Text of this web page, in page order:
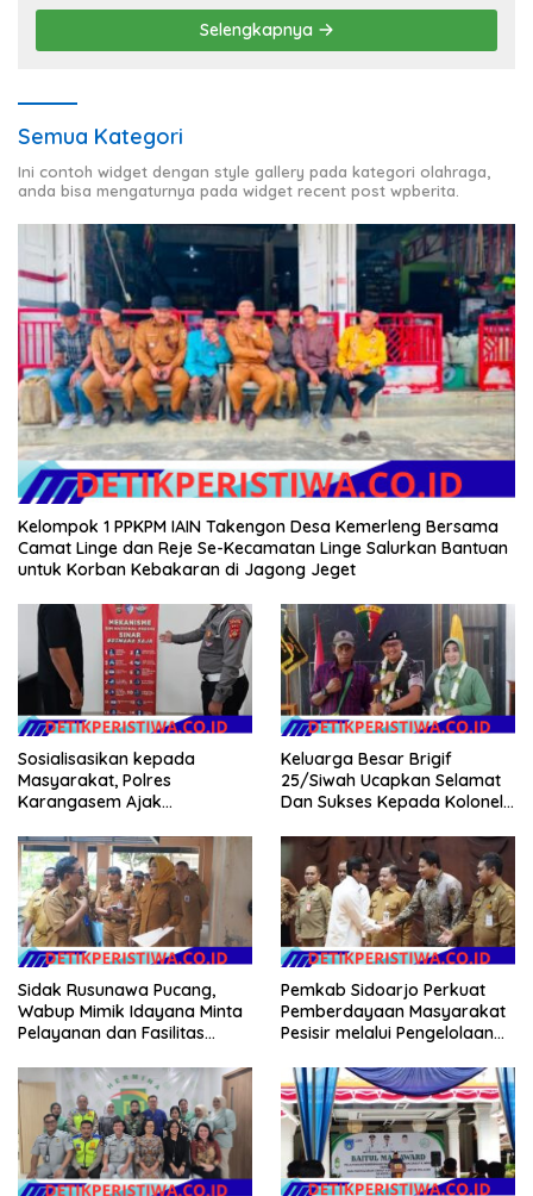
Selengkapnya
Semua Kategori
Ini contoh widget dengan style gallery pada kategori olahraga,
anda bisa mengaturnya pada widget recent post wpberita.
Kelompok 1 PPKPM IAIN Takengon Desa Kemerleng Bersama
Camat Linge dan Reje Se-Kecamatan Linge Salurkan Bantuan
untuk Korban Kebakaran di Jagong Jeget
Sosialisasikan kepada
Masyarakat, Polres
Karangasem Ajak
Layanan SIM Online SINAR
Keluarga Besar Brigif
25/Siwah Ucapkan Selamat
Dan Sukses Kepada Kolonel
M.AP
Sidak Rusunawa Pucang,
Wabup Mimik Idayana Minta
Pelayanan dan Fasilitas
Pemkab Sidoarjo Perkuat
Pemberdayaan Masyarakat
Pesisir melalui Pengelolaan